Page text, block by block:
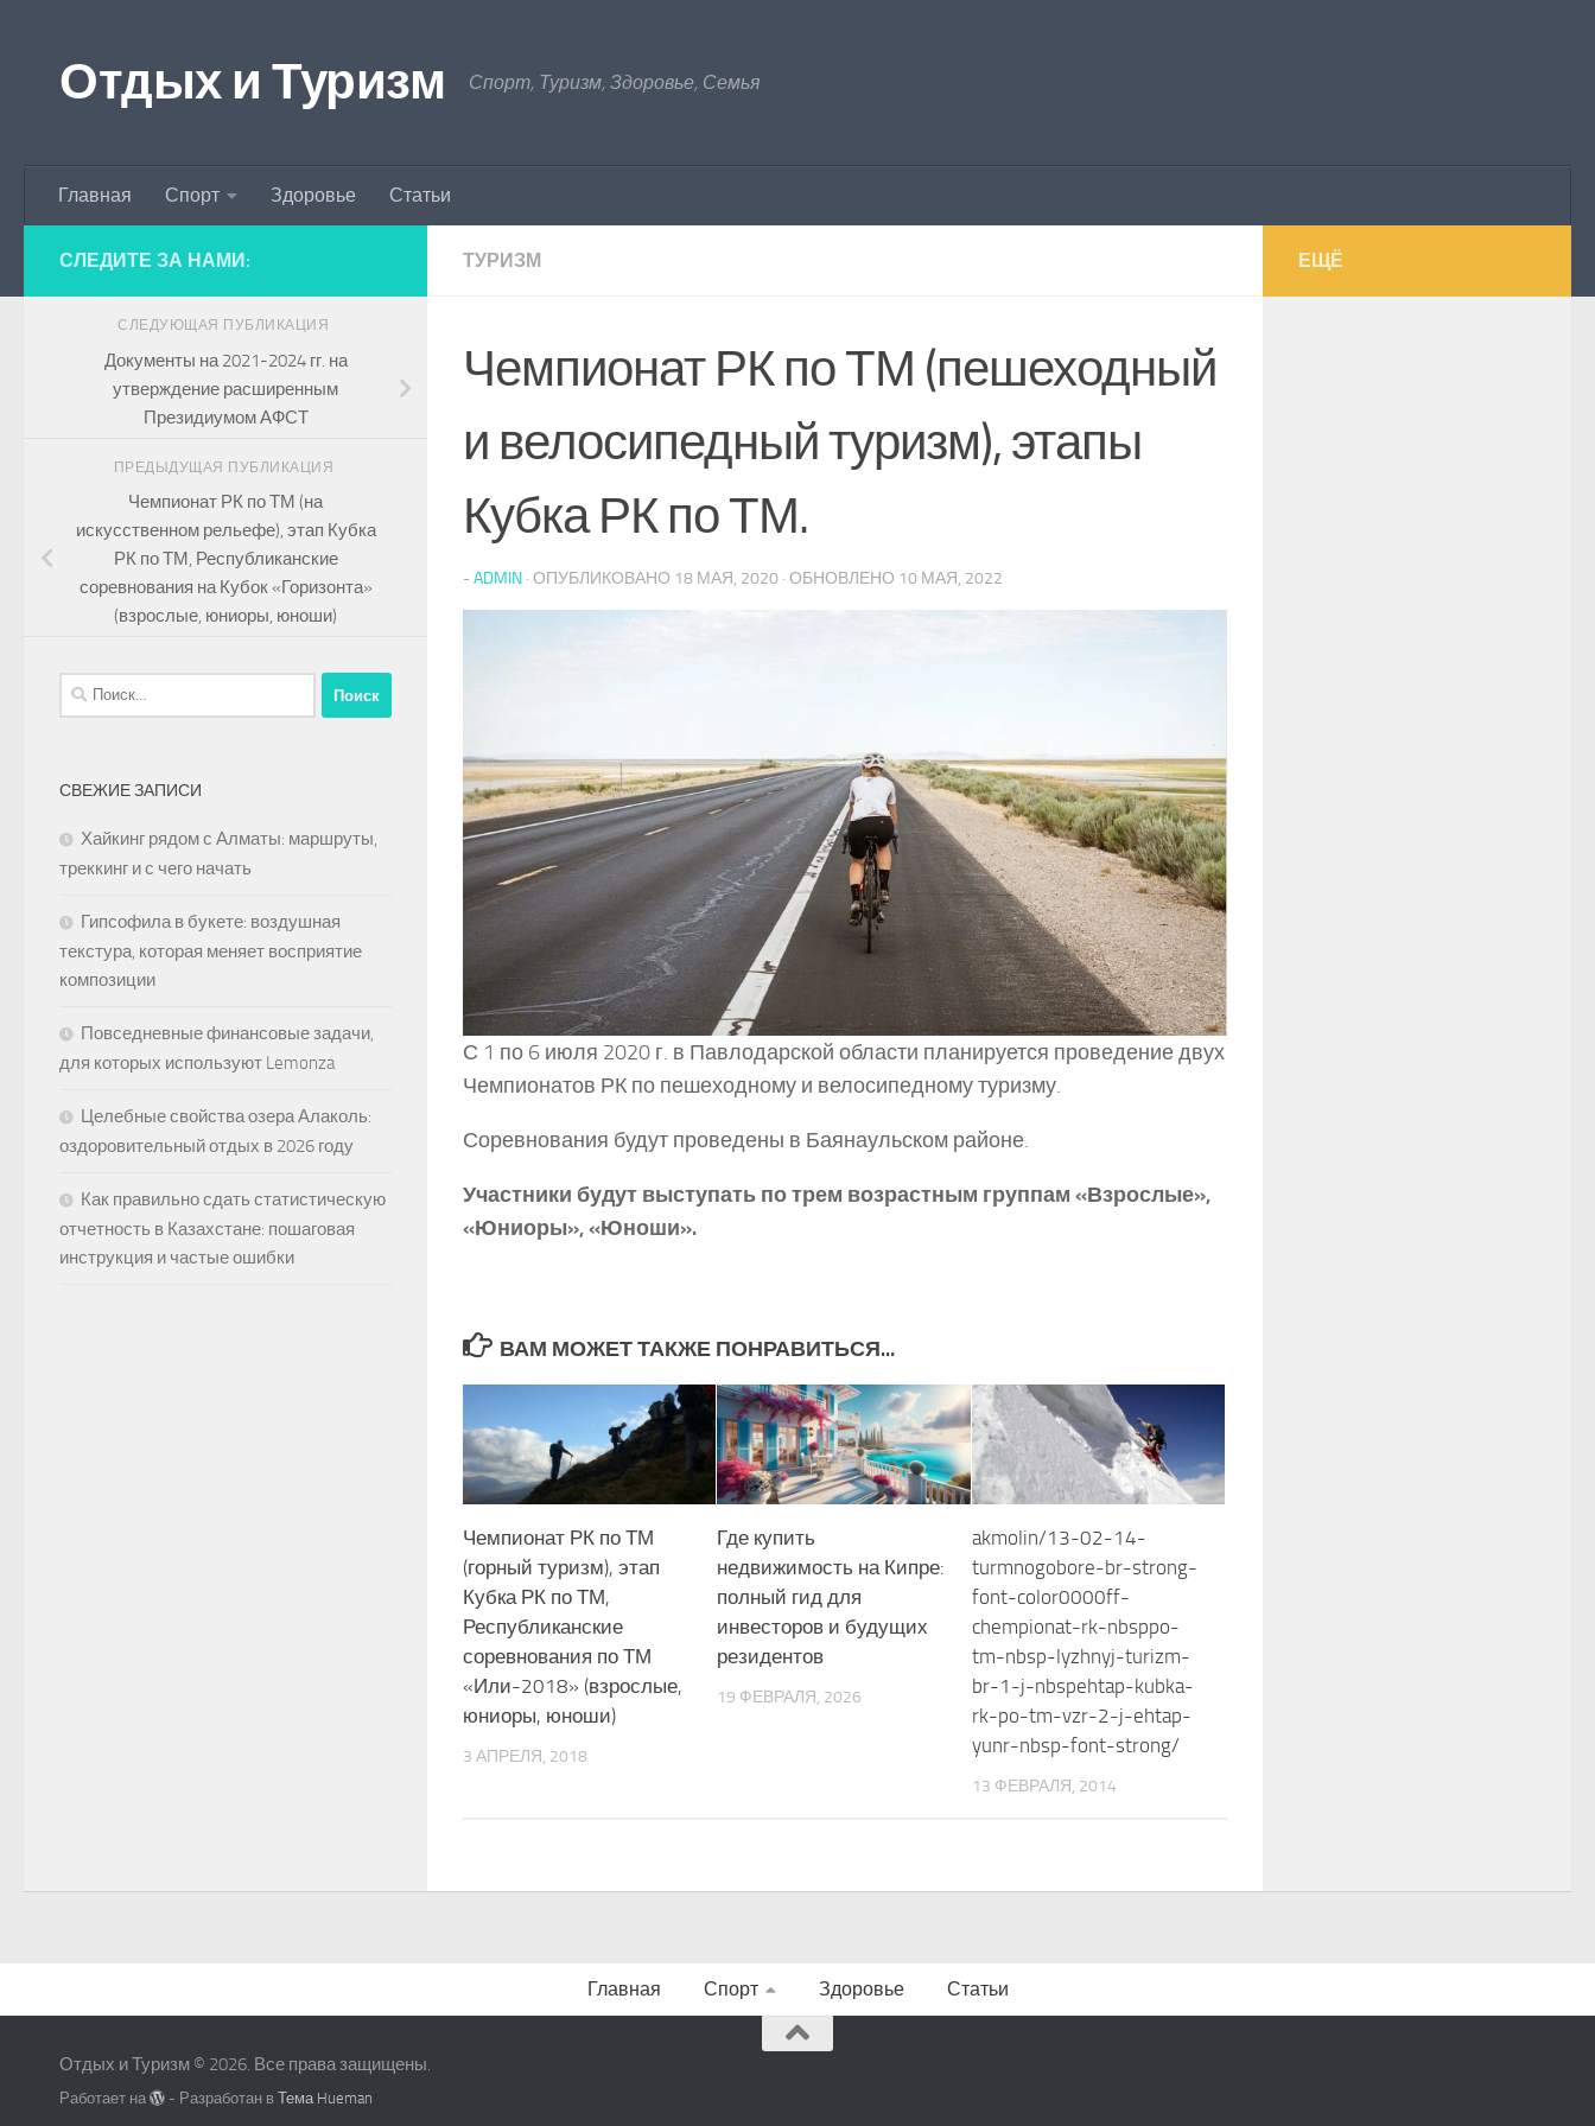
Отдых и Туризм Спорт, Туризм, Здоровье, Семья
Главная Спорт Здоровье Статьи
ТУРИЗМ
Чемпионат РК по ТМ (пешеходный
и велосипедный туризм), этапы
Кубка РК по ТМ.
- ADMIN · ОПУБЛИКОВАНО 18 МАЯ, 2020 · ОБНОВЛЕНО 10 МАЯ, 2022
С 1 по 6 июля 2020 г. в Павлодарской области планируется проведение двух
Чемпионатов РК по пешеходному и велосипедному туризму.
Соревнования будут проведены в Баянаульском районе.
Участники будут выступать по трем возрастным группам «Взрослые»,
«Юниоры», «Юноши».
ВАМ МОЖЕТ ТАКЖЕ ПОНРАВИТЬСЯ...
Чемпионат РК по ТМ
(горный туризм), этап
Кубка РК по ТМ,
Республиканские
соревнования по ТМ
«Или-2018» (взрослые,
юниоры, юноши)
3 АПРЕЛЯ, 2018
Где купить
недвижимость на Кипре:
полный гид для
инвесторов и будущих
резидентов
19 ФЕВРАЛЯ, 2026
akmolin/13-02-14-
turmnogobore-br-strong-
font-color0000ff-
chempionat-rk-nbsppo-
tm-nbsp-lyzhnyj-turizm-
br-1-j-nbspehtap-kubka-
rk-po-tm-vzr-2-j-ehtap-
yunr-nbsp-font-strong/
13 ФЕВРАЛЯ, 2014
СЛЕДИТЕ ЗА НАМИ:
СЛЕДУЮЩАЯ ПУБЛИКАЦИЯ
Документы на 2021-2024 гг. на
утверждение расширенным
Президиумом АФСТ
ПРЕДЫДУЩАЯ ПУБЛИКАЦИЯ
Чемпионат РК по ТМ (на
искусственном рельефе), этап Кубка
РК по ТМ, Республиканские
соревнования на Кубок «Горизонта»
(взрослые, юниоры, юноши)
Найти:
СВЕЖИЕ ЗАПИСИ
Хайкинг рядом с Алматы: маршруты,
треккинг и с чего начать
Гипсофила в букете: воздушная
текстура, которая меняет восприятие
композиции
Повседневные финансовые задачи,
для которых используют Lemonza
Целебные свойства озера Алаколь:
оздоровительный отдых в 2026 году
Как правильно сдать статистическую
отчетность в Казахстане: пошаговая
инструкция и частые ошибки
ЕЩЁ
Главная Спорт Здоровье Статьи
Отдых и Туризм © 2026. Все права защищены.
Работает на - Разработан вТема Hueman